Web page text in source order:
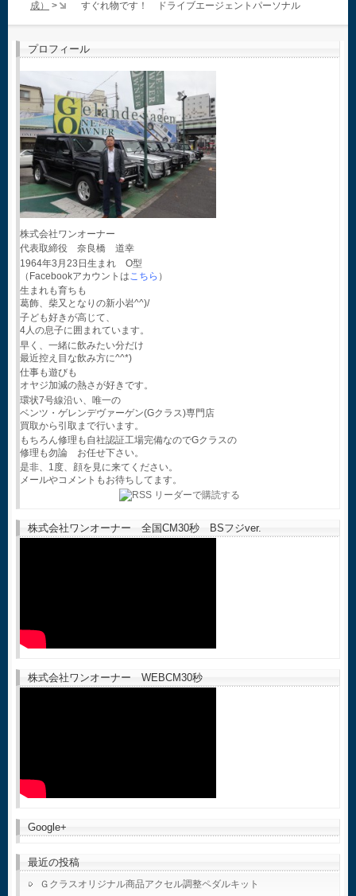
成） > すぐれ物です！ ドライブエージェントパーソナル
プロフィール
株式会社ワンオーナー
代表取締役 奈良橋 道幸
1964年3月23日生まれ O型
（Facebookアカウントは こちら ）
生まれも育ちも
葛飾、柴又となりの新小岩^^)/
子ども好きが高じて、
4人の息子に囲まれています。
早く、一緒に飲みたい分だけ
最近控え目な飲み方に^^*)
仕事も遊びも
オヤジ加減の熱さが好きです。
環状7号線沿い、唯一の
ベンツ・ゲレンデヴァーゲン(Gクラス)専門店
買取から引取まで行います。
もちろん修理も自社認証工場完備なのでGクラスの
修理も勿論 お任せ下さい。
是非、1度、顔を見に来てください。
メールやコメントもお待ちしてます。
株式会社ワンオーナー 全国CM30秒 BSフジver.
株式会社ワンオーナー WEBCM30秒
Google+
最近の投稿
Ｇクラスオリジナル商品アクセル調整ペダルキット